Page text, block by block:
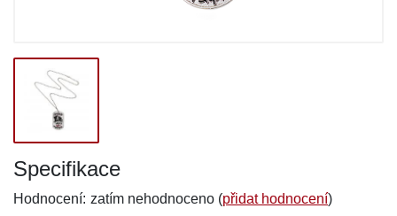
Specifikace
Hodnocení: zatím nehodnoceno (přidat hodnocení)